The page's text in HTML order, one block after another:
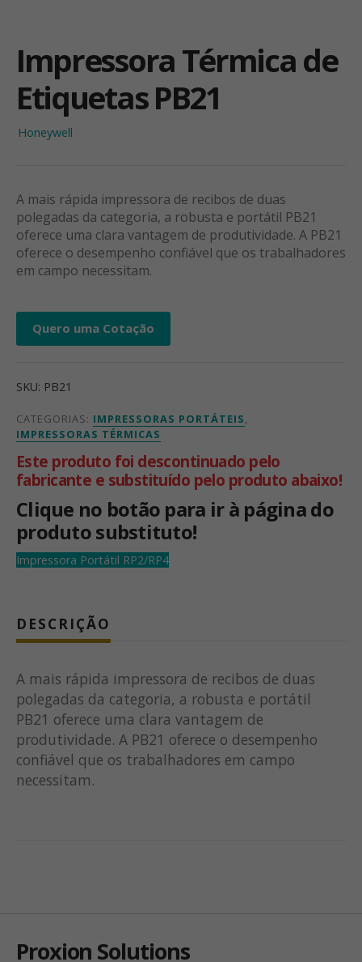
Impressora Térmica de
Etiquetas PB21
Honeywell
A mais rápida impressora de recibos de duas
polegadas da categoria, a robusta e portátil PB21
oferece uma clara vantagem de produtividade. A PB21
oferece o desempenho confiável que os trabalhadores
em campo necessitam.
Quero uma Cotação
SKU: PB21
CATEGORIAS: IMPRESSORAS PORTÁTEIS,
IMPRESSORAS TÉRMICAS
Este produto foi descontinuado pelo
fabricante e substituído pelo produto abaixo!
Clique no botão para ir à página do
produto substituto!
Impressora Portátil RP2/RP4
DESCRIÇÃO
A mais rápida impressora de recibos de duas
polegadas da categoria, a robusta e portátil
PB21 oferece uma clara vantagem de
produtividade. A PB21 oferece o desempenho
confiável que os trabalhadores em campo
necessitam.
Proxion Solutions